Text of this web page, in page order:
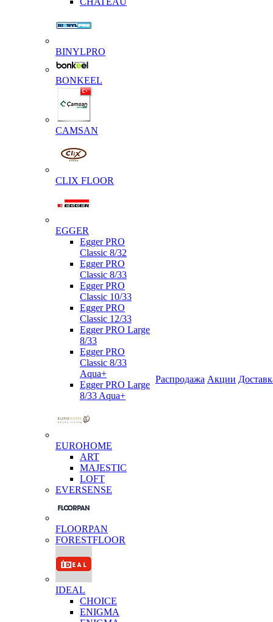
BINYLPRO
BONKEEL
CAMSAN
CLIX FLOOR
EGGER
Egger PRO
Classic 8/32
Egger PRO
Classic 8/33
Egger PRO
Classic 10/33
Egger PRO
Classic 12/33
Egger PRO Large
8/33
Egger PRO
Classic 8/33
Aqua+
Egger PRO Large
8/33 Aqua+
EUROHOME
ART
MAJESTIC
LOFT
EVERSENSE
FLOORPAN
FORESTFLOOR
IDEAL
CHOICE
ENIGMA
Распродажа Акции